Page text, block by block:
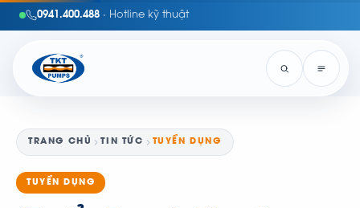
0941.400.488 · Hotline kỹ thuật
TRANG CHỦ TIN TỨC TUYỂN DỤNG
TUYỂN DỤNG